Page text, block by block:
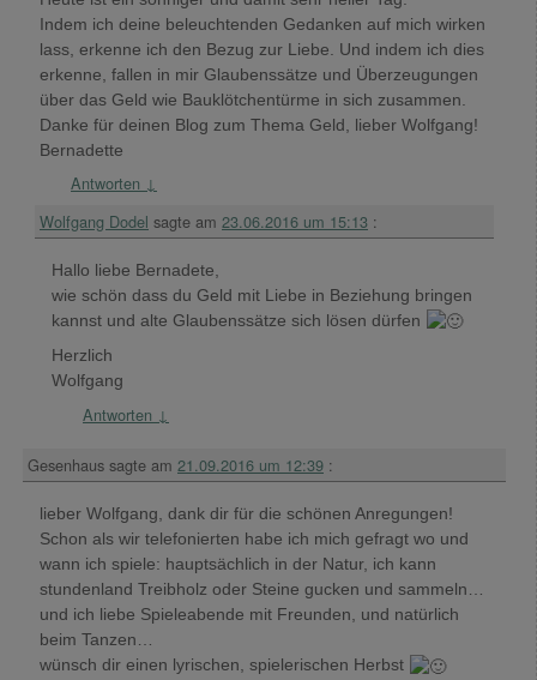
Indem ich deine beleuchtenden Gedanken auf mich wirken
lass, erkenne ich den Bezug zur Liebe. Und indem ich dies
erkenne, fallen in mir Glaubenssätze und Überzeugungen
über das Geld wie Bauklötchentürme in sich zusammen.
Danke für deinen Blog zum Thema Geld, lieber Wolfgang!
Bernadette
Antworten ↓
Wolfgang Dodel sagte am 23.06.2016 um 15:13 :
Hallo liebe Bernadete,
wie schön dass du Geld mit Liebe in Beziehung bringen
kannst und alte Glaubenssätze sich lösen dürfen
Herzlich
Wolfgang
Antworten ↓
Gesenhaus sagte am 21.09.2016 um 12:39 :
lieber Wolfgang, dank dir für die schönen Anregungen!
Schon als wir telefonierten habe ich mich gefragt wo und
wann ich spiele: hauptsächlich in der Natur, ich kann
stundenland Treibholz oder Steine gucken und sammeln…
und ich liebe Spieleabende mit Freunden, und natürlich
beim Tanzen…
wünsch dir einen lyrischen, spielerischen Herbst